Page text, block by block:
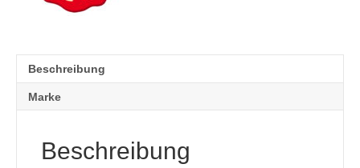
Beschreibung
Marke
Beschreibung